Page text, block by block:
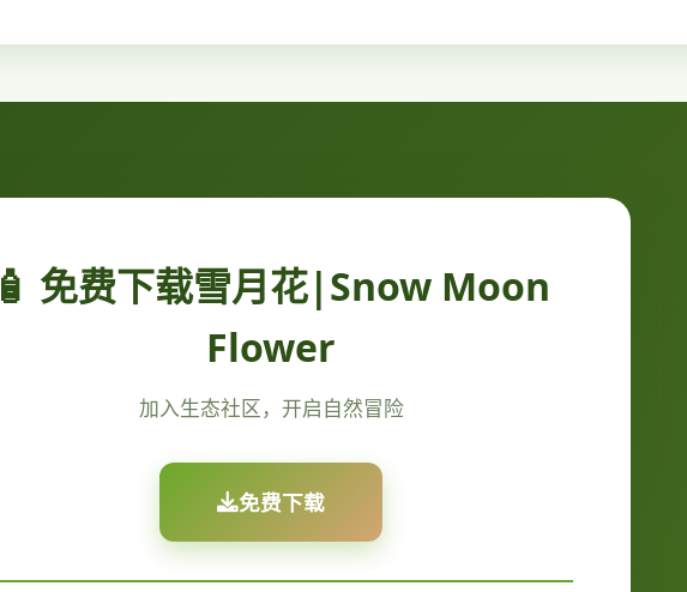
🧴 免费下载雪月花|Snow Moon
Flower
加入生态社区，开启自然冒险
免费下载